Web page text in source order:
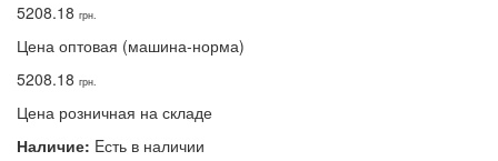
5208.18 грн.
Цена оптовая (машина-норма)
5208.18 грн.
Цена розничная на складе
Наличие: Eсть в наличии